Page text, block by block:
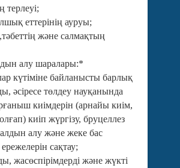
еттерінің ауруы;
және салмақтың
алу шаралары:*
күтіміне байланысты барлық
әсіресе төлдеу науқанында
киімдерін (арнайы киім,
киіп жүргізу, бруцеллез
алу және жеке бас
сақтау;
жасөспірімдерді және жүкті